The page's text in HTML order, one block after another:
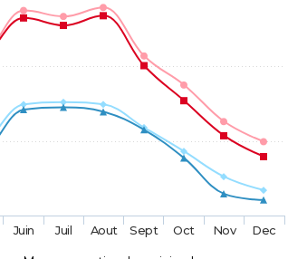
Juin Juil Aout Sept Oct Nov Dec